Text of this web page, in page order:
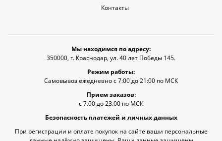
Контакты
Мы находимся по адресу:
350000, г. Краснодар, ул. 40 лет Победы 145.
Режим работы:
Самовывоз ежедневно с 7:00 до 21:00 по МСК
Прием заказов:
с 7.00 до 23.00 по МСК
Безопасность платежей и личных данных
При регистрации и оплате покупок на сайте ваши персональные